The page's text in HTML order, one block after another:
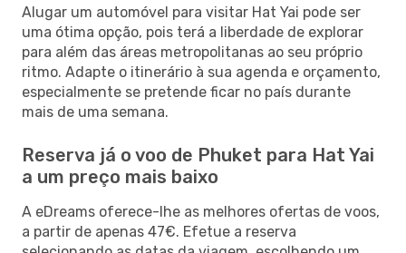
Alugar um automóvel para visitar Hat Yai pode ser
uma ótima opção, pois terá a liberdade de explorar
para além das áreas metropolitanas ao seu próprio
ritmo. Adapte o itinerário à sua agenda e orçamento,
especialmente se pretende ficar no país durante
mais de uma semana.
Reserva já o voo de Phuket para Hat Yai
a um preço mais baixo
A eDreams oferece-lhe as melhores ofertas de voos,
a partir de apenas 47€. Efetue a reserva